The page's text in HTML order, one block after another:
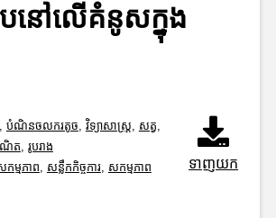
នៅលើគំនូសក្នុង
ទាញយក
បំណិនចលករតូច វិទ្យាសាស្រ្ត សត្វ
ណិត រូបរាង
ម្មភាព សន្លឹកកិច្ចការ, សកម្មភាព